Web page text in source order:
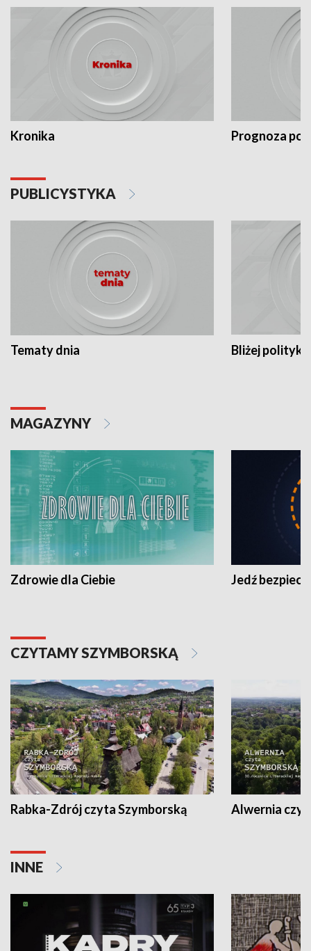
Kronika Prognoza
PUBLICYSTYKA
Tematy dnia Bliżej polityki
MAGAZYNY
Zdrowie dla Ciebie Jedź
CZYTAMY SZYMBORSKĄ
Rabka-Zdrój czyta Szymborską Alwernia
INNE